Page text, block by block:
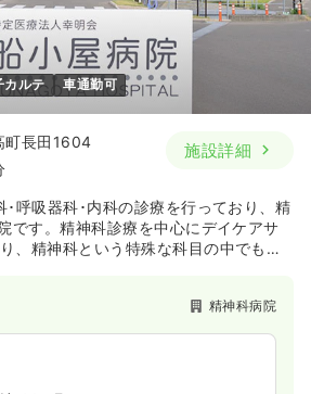
カルテ 車通勤可
町長田1604
施設詳細
･呼吸器科･内科の診療を行っており、精
です。精神科診療を中心にデイケアサ
、精神科という特殊な科目の中でも幅
精神科病院